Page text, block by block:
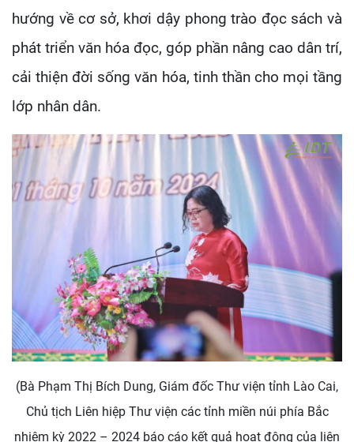
hướng về cơ sở, khơi dậy phong trào đọc sách và
phát triển văn hóa đọc, góp phần nâng cao dân trí,
cải thiện đời sống văn hóa, tinh thần cho mọi tầng
lớp nhân dân.
(Bà Phạm Thị Bích Dung, Giám đốc Thư viện tỉnh Lào Cai,
Chủ tịch Liên hiệp Thư viện các tỉnh miền núi phía Bắc
nhiệm kỳ 2022 – 2024 báo cáo kết quả hoạt động của liên